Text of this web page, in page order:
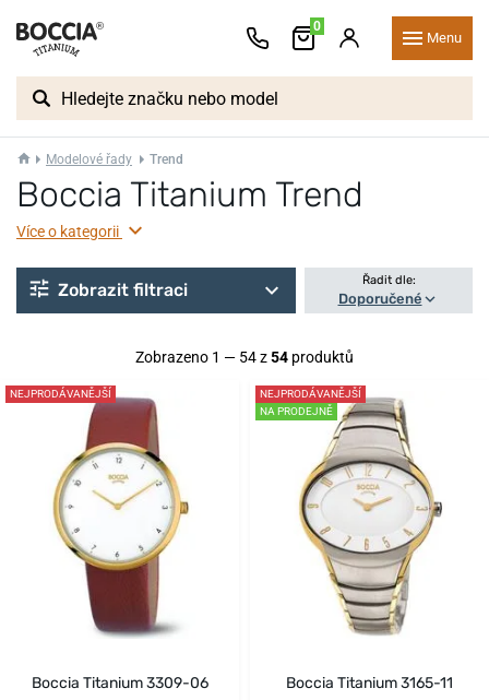
0
Menu
Modelové řady Trend
Boccia Titanium Trend
Více o kategorii
Zobrazit filtraci Řadit dle:
Doporučené
Zobrazeno 1 — 54 z54 produktů
NEJPRODÁVANĚJŠÍ
Boccia Titanium 3309-06
NEJPRODÁVANĚJŠÍ
NA PRODEJNĚ
Boccia Titanium 3165-11